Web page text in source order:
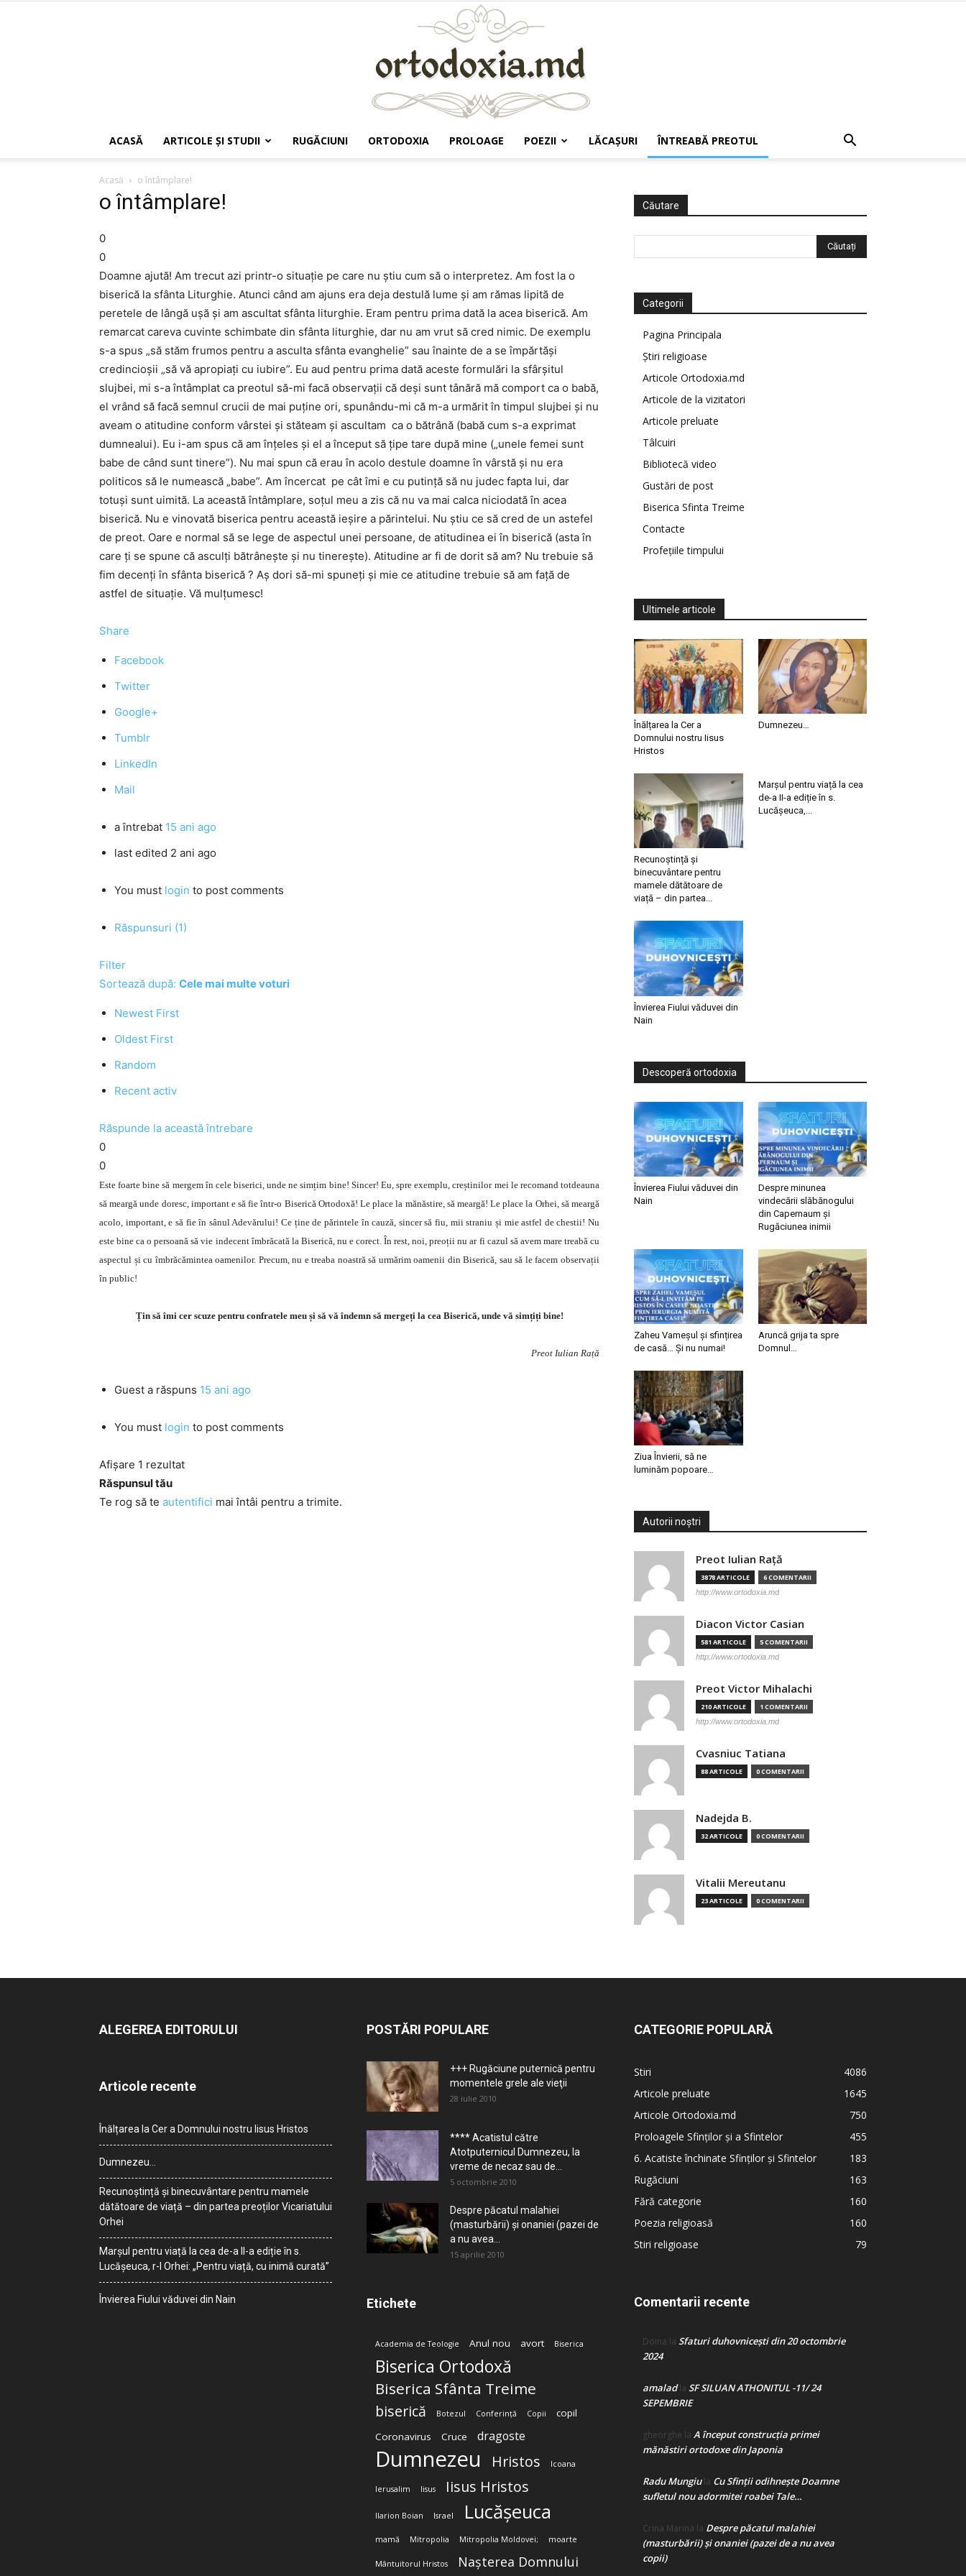
ACASĂ ARTICOLE ŞI STUDII RUGĂCIUNI ORTODOXIA PROLOAGE POEZII LĂCAŞURI ÎNTREABĂ PREOTUL
Acasă o întâmplare!
o întâmplare!
0
0
Doamne ajută! Am trecut azi printr-o situaţie pe care nu ştiu cum să o interpretez. Am fost la o
biserică la sfânta Liturghie. Atunci când am ajuns era deja destulă lume şi am rămas lipită de
peretele de lângă uşă şi am ascultat sfânta liturghie. Eram pentru prima dată la acea biserică. Am
remarcat careva cuvinte schimbate din sfânta liturghie, dar nu am vrut să cred nimic. De exemplu
s-a spus „să stăm frumos pentru a asculta sfânta evanghelie” sau înainte de a se împărtăşi
credincioşii „să vă apropiaţi cu iubire”. Eu aud pentru prima dată aceste formulări la sfârşitul
slujbei, mi s-a întâmplat ca preotul să-mi facă observaţii că deşi sunt tânără mă comport ca o babă,
el vrând să facă semnul crucii de mai puţine ori, spunându-mi că m-a urmărit în timpul slujbei şi nu
aveam o atitudine conform vârstei şi stăteam şi ascultam ca o bătrână (babă cum s-a exprimat
dumnealui). Eu i-am spus că am înţeles şi el a început să ţipe tare după mine („unele femei sunt
babe de când sunt tinere”). Nu mai spun că erau în acolo destule doamne în vârstă şi nu era
politicos să le numească „babe”. Am încercat pe cât îmi e cu putinţă să nu judec fapta lui, dar
totuşi sunt uimită. La această întâmplare, soţul meu a zis că nu va mai calca niciodată în acea
biserică. Nu e vinovată biserica pentru această ieşire a părintelui. Nu ştiu ce să cred de un astefel
de preot. Oare e normal să se lege de aspectul unei persoane, de atitudinea ei în biserică (asta în
care ţi se spune că asculţi bătrâneşte şi nu tinereşte). Atitudine ar fi de dorit să am? Nu trebuie să
fim decenţi în sfânta biserică ? Aş dori să-mi spuneţi şi mie ce atitudine trebuie să am faţă de
astfel de situaţie. Vă mulţumesc!
Share
Facebook
Twitter
Google+
Tumblr
LinkedIn
Mail
a întrebat 15 ani ago
last edited 2 ani ago
You must login to post comments
Răspunsuri (1)
Filter
Sortează după: Cele mai multe voturi
Newest First
Oldest First
Random
Recent activ
Răspunde la această întrebare
0
0
Este foarte bine să mergem în cele biserici, unde ne simțim bine! Sincer! Eu, spre exemplu, creștinilor mei le recomand totdeauna
să meargă unde doresc, important e să fie într-o Biserică Ortodoxă! Le place la mănăstire, să meargă! Le place la Orhei, să meargă
acolo, important, e să fie în sânul Adevărului! Ce ține de părintele în cauză, sincer să fiu, mii straniu și mie astfel de chestii! Nu
este bine ca o persoană să vie indecent îmbrăcată la Biserică, nu e corect. În rest, noi, preoții nu ar fi cazul să avem mare treabă cu
aspectul și cu îmbrăcămintea oamenilor. Precum, nu e treaba noastră să urmărim oamenii din Biserică, sau să le facem observații
în public!
Țin să îmi cer scuze pentru confratele meu și să vă îndemn să mergeți la cea Biserică, unde vă simțiți bine!
Preot Iulian Rață
Guest a răspuns 15 ani ago
You must login to post comments
Afișare 1 rezultat
Răspunsul tău
Te rog să te autentifici mai întâi pentru a trimite.
Căutare
Categorii
Pagina Principala
Știri religioase
Articole Ortodoxia.md
Articole de la vizitatori
Articole preluate
Tâlcuiri
Bibliotecă video
Gustări de post
Biserica Sfinta Treime
Contacte
Profețiile timpului
Ultimele articole
Înălțarea la Cer a
Domnului nostru Iisus
Hristos
Dumnezeu…
Recunoștință și
binecuvântare pentru
mamele dătătoare de
viață – din partea...
Marșul pentru viață la cea
de-a II-a ediție în s.
Lucășeuca,...
Învierea Fiului văduvei din
Nain
Descoperă ortodoxia
Învierea Fiului văduvei din
Nain
Despre minunea
vindecării slăbănogului
din Capernaum și
Rugăciunea inimii
Zaheu Vameșul și sfințirea
de casă… Și nu numai!
Aruncă grija ta spre
Domnul…
Ziua Învierii, să ne
luminăm popoare…
Autorii noștri
Preot Iulian Raţă
3878 ARTICOLE 6 COMENTARII
http://www.ortodoxia.md
Diacon Victor Casian
581 ARTICOLE 5 COMENTARII
http://www.ortodoxia.md
Preot Victor Mihalachi
210 ARTICOLE 1 COMENTARII
http://www.ortodoxia.md
Cvasniuc Tatiana
88 ARTICOLE 0 COMENTARII
Nadejda B.
32 ARTICOLE 0 COMENTARII
Vitalii Mereutanu
23 ARTICOLE 0 COMENTARII
ALEGEREA EDITORULUI
Articole recente
Înălțarea la Cer a Domnului nostru Iisus Hristos
Dumnezeu…
Recunoștință și binecuvântare pentru mamele
dătătoare de viață – din partea preoților Vicariatului
Orhei
Marșul pentru viață la cea de-a II-a ediție în s.
Lucășeuca, r-l Orhei: „Pentru viață, cu inimă curată”
Învierea Fiului văduvei din Nain
POSTĂRI POPULARE
+++ Rugăciune puternică pentru
momentele grele ale vieţii
28 iulie 2010
**** Acatistul către
Atotputernicul Dumnezeu, la
vreme de necaz sau de...
5 octombrie 2010
Despre păcatul malahiei
(masturbării) şi onaniei (pazei de
a nu avea...
15 aprilie 2010
Etichete
Academia de Teologie Anul nou avort Biserica
Biserica Ortodoxă
Biserica Sfânta Treime
biserică Botezul Conferință Copii
copil
Coronavirus
Cruce dragoste
Dumnezeu Hristos Icoana
Ierusalim Iisus Iisus Hristos
Ilarion Boian Israel Lucășeuca
mamă Mitropolia Mitropolia Moldovei; moarte
Mântuitorul Hristos Nașterea Domnului
CATEGORIE POPULARĂ
Stiri
4086
Articole preluate
1645
Articole Ortodoxia.md
750
Proloagele Sfinților și a Sfintelor
455
6. Acatiste închinate Sfinților și Sfintelor
183
Rugăciuni
163
Fără categorie
160
Poezia religioasă
160
Stiri religioase
79
Comentarii recente
Doina la Sfaturi duhovnicești din 20 octombrie
2024
amaladla SF SILUAN ATHONITUL -11/ 24
SEPEMBRIE
gheorghe la A început construcţia primei
mănăstiri ortodoxe din Japonia
Radu Mungiula Cu Sfinții odihnește Doamne
sufletul nou adormitei roabei Tale…
Crina Marina la Despre păcatul malahiei
(masturbării) şi onaniei (pazei de a nu avea
copii)